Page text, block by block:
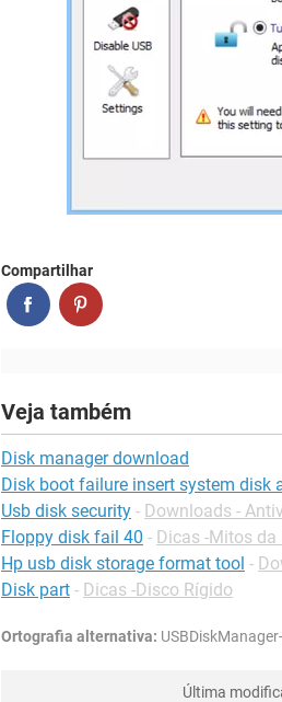
Compartilhar
Veja também
Disk manager download
Disk boot failure insert system disk
Usb disk security - Downloads -
Floppy disk fail 40 - Dicas -Mitos
Hp usb disk storage format tool -
Disk part - Dicas -Disco Rígido
Ortografia alternativa:
Última